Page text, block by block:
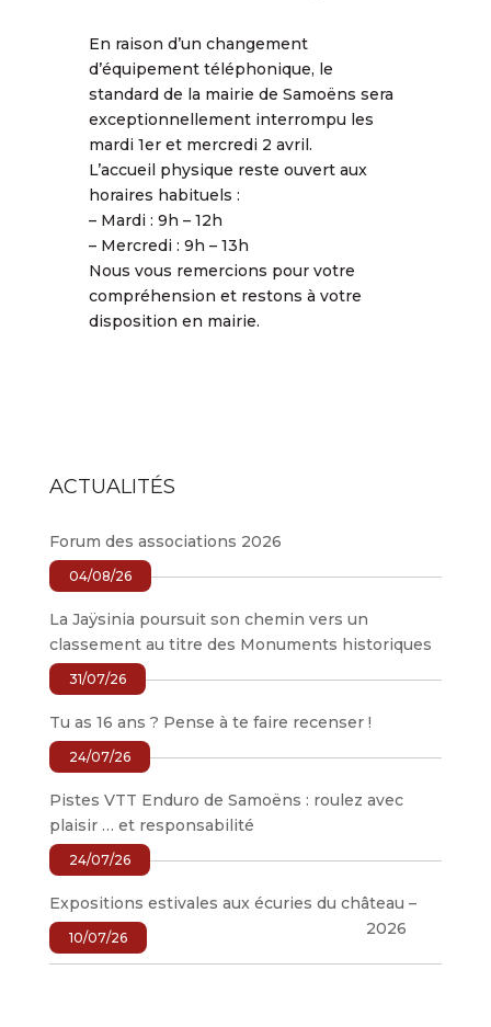
En raison d’un changement
d’équipement téléphonique, le
standard de la mairie de Samoëns sera
exceptionnellement interrompu les
mardi 1er et mercredi 2 avril.
L’accueil physique reste ouvert aux
horaires habituels :
–Mardi : 9h – 12h
–Mercredi : 9h – 13h
Nous vous remercions pour votre
compréhension et restons à votre
disposition en mairie.
ACTUALITÉS
Forum des associations 2026
04/08/26
La Jaÿsinia poursuit son chemin vers un
classement au titre des Monuments historiques
31/07/26
Tu as 16 ans ? Pense à te faire recenser !
24/07/26
Pistes VTT Enduro de Samoëns : roulez avec
plaisir … et responsabilité
24/07/26
Expositions estivales aux écuries du château –
2026
10/07/26